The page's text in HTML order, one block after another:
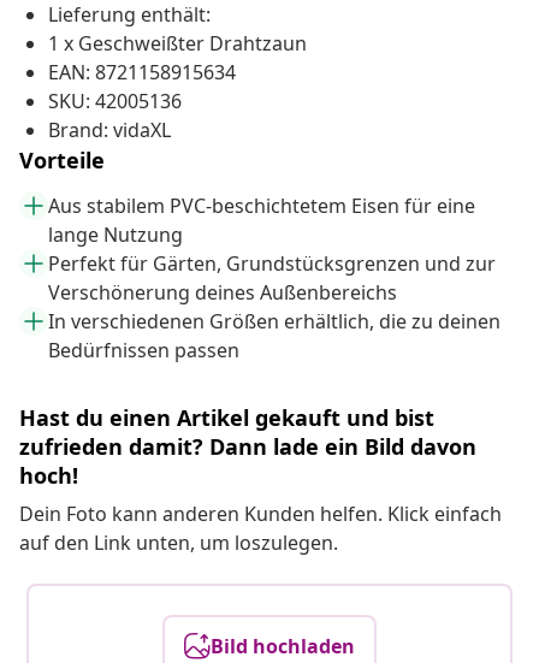
Lieferung enthält:
1 x Geschweißter Drahtzaun
EAN: 8721158915634
SKU: 42005136
Brand: vidaXL
Vorteile
Aus stabilem PVC-beschichtetem Eisen für eine
lange Nutzung
Perfekt für Gärten, Grundstücksgrenzen und zur
Verschönerung deines Außenbereichs
In verschiedenen Größen erhältlich, die zu deinen
Bedürfnissen passen
Hast du einen Artikel gekauft und bist
zufrieden damit? Dann lade ein Bild davon
hoch!
Dein Foto kann anderen Kunden helfen. Klick einfach
auf den Link unten, um loszulegen.
Bild hochladen